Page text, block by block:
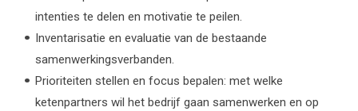
intenties te delen en motivatie te peilen.
Inventarisatie en evaluatie van de bestaande
samenwerkingsverbanden.
Prioriteiten stellen en focus bepalen: met welke
ketenpartners wil het bedrijf gaan samenwerken en op